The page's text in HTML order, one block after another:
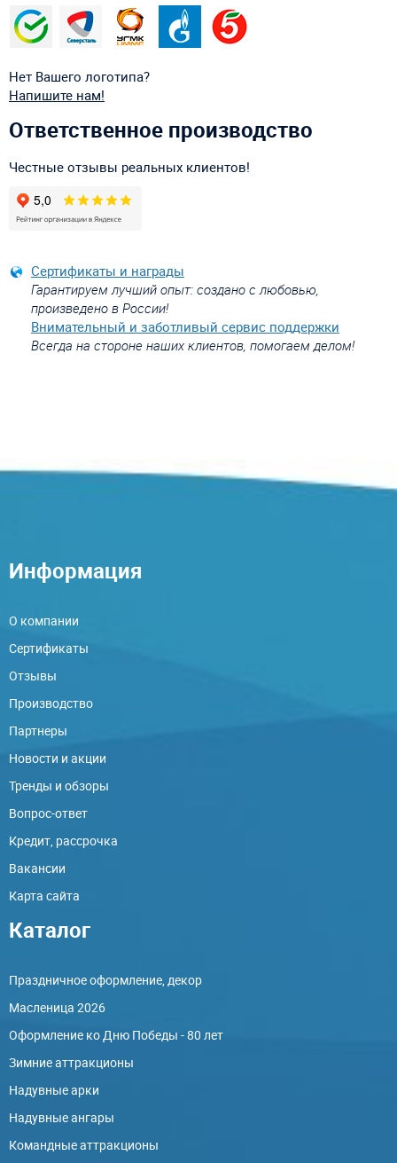
Нет Вашего логотипа?
Напишите нам!
Ответственное производство
Честные отзывы реальных клиентов!
Сертификаты и награды
Гарантируем лучший опыт: создано с любовью,
произведено в России!
Внимательный и заботливый сервис поддержки
Всегда на стороне наших клиентов, помогаем делом!
Информация
О компании
Сертификаты
Отзывы
Производство
Партнеры
Новости и акции
Тренды и обзоры
Вопрос-ответ
Кредит, рассрочка
Вакансии
Карта сайта
Каталог
Праздничное оформление, декор
Масленица 2026
Оформление ко Дню Победы - 80 лет
Зимние аттракционы
Надувные арки
Надувные ангары
Командные аттракционы